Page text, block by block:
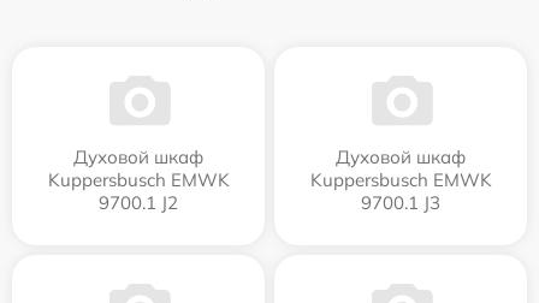
Духовой шкаф
Kuppersbusch EMWK
9700.1 J2
Духовой шкаф
Kuppersbusch EMWK
9700.1 J3